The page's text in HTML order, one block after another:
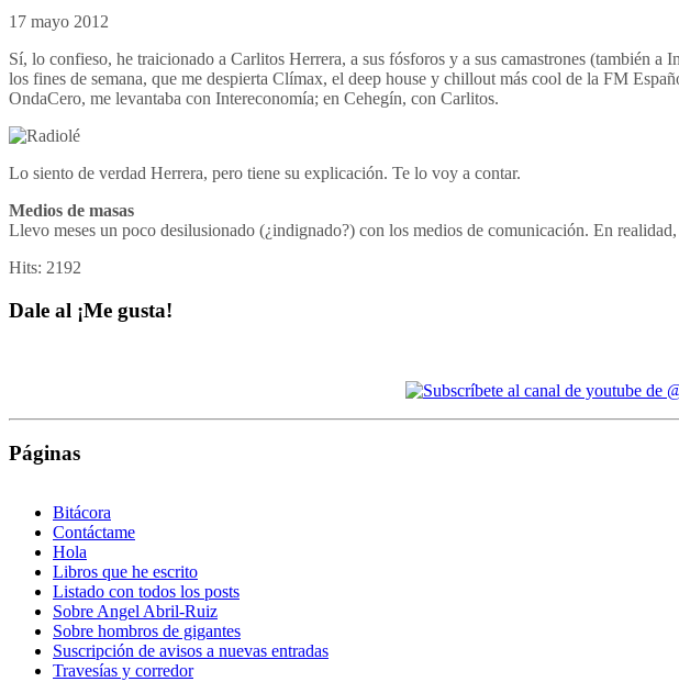
17 mayo 2012
Sí, lo confieso, he traicionado a Carlitos Herrera, a sus fósforos y a sus camastrones (también
los fines de semana, que me despierta Clímax, el deep house y chillout más cool de la FM
OndaCero, me levantaba con Intereconomía; en Cehegín, con Carlitos.
Lo siento de verdad Herrera, pero tiene su explicación. Te lo voy a contar.
Medios de masas
Llevo meses un poco desilusionado (¿indignado?) con los medios de comunicación. En realidad,
Hits: 2192
Dale al ¡Me gusta!
Páginas
Bitácora
Contáctame
Hola
Libros que he escrito
Listado con todos los posts
Sobre Angel Abril-Ruiz
Sobre hombros de gigantes
Suscripción de avisos a nuevas entradas
Travesías y corredor